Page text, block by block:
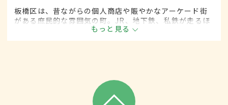
板橋区は、昔ながらの個人商店や賑やかなアーケード街
がある庶民的な雰囲気の町。JR、地下鉄、私鉄が走るほ
か首都高速池袋線も通り、通勤・通学の便利さも魅力。8
月には荒川河川敷で花火大会が催される。
もっと見る